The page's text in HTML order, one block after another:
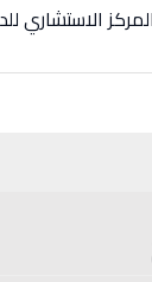
المركز الاستشاري